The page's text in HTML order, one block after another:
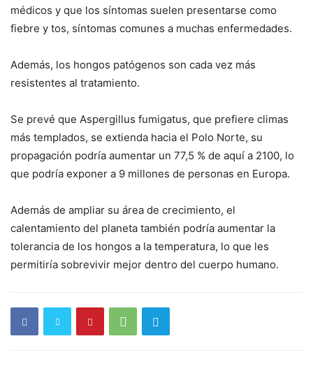
médicos y que los síntomas suelen presentarse como
fiebre y tos, síntomas comunes a muchas enfermedades.
Además, los hongos patógenos son cada vez más
resistentes al tratamiento.
Se prevé que Aspergillus fumigatus, que prefiere climas
más templados, se extienda hacia el Polo Norte, su
propagación podría aumentar un 77,5 % de aquí a 2100, lo
que podría exponer a 9 millones de personas en Europa.
Además de ampliar su área de crecimiento, el
calentamiento del planeta también podría aumentar la
tolerancia de los hongos a la temperatura, lo que les
permitiría sobrevivir mejor dentro del cuerpo humano.